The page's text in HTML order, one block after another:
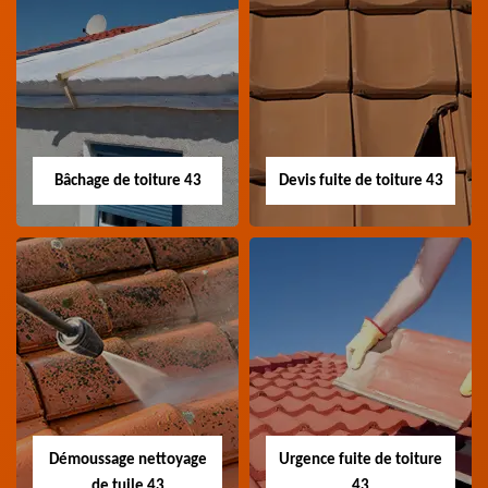
Nettoyage panneau
photovoltaïque 43
Professionnel en
nettoyage panneau
photovoltaïque 43
Devis pose de
gouttière 43
Devis pose de gouttière
43 Haute-Loire
Bâchage de toiture 43
Bâchage de toiture
43
Entreprise bâchage de
toiture 43 Haute-Loire
Devis fuite de toiture 43
Devis fuite de
toiture 43
Devis fuite de toiture 43
Haute-Loire
Démoussage nettoyage
Urgence fuite de toiture